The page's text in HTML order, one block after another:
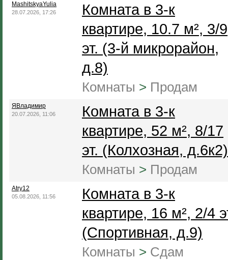
MashitskyaYulia
28.07.2026, 17:26
Комната в 3-к
квартире, 10.7 м², 3/9
эт. (3-й микрорайон,
д.8)
Комнаты > Продам
ЯВладимир
20.07.2026, 11:06
Комната в 3-к
квартире, 52 м², 8/17
эт. (Колхозная, д.6к2)
Комнаты > Продам
Atry12
05.08.2026, 11:56
Комната в 3-к
квартире, 16 м², 2/4
(Спортивная, д.9)
Комнаты > Сдам